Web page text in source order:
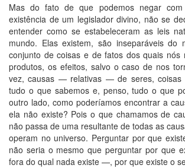
Mas do fato de que podemos negar
existência de um legislador divino, não se
entender como se estabeleceram as leis
mundo. Elas existem, são inseparáveis do
conjunto de coisas e de fatos dos quais nós
produtos, os efeitos, salvo o caso de nos
vez, causas — relativas — de seres, coisas
tudo o que sabemos e, penso, tudo o que
outro lado, como poderíamos encontrar a
ela não existe? Pois o que chamamos de
não passa de uma resultante de todas as
operam no universo. Perguntar por que
não seria o mesmo que perguntar por que
fora do qual nada existe —, por que existe o